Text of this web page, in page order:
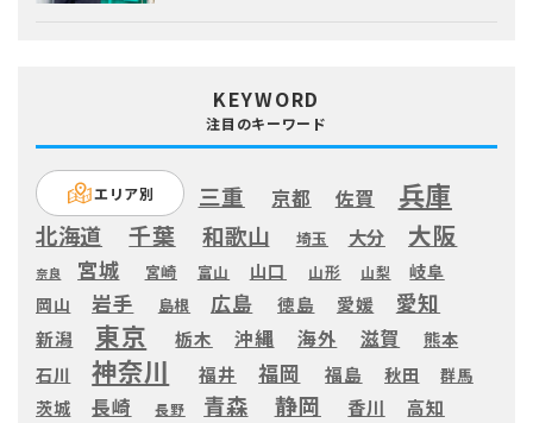
KEYWORD
注目のキーワード
エリア別 三重 京都 佐賀 兵庫
北海道 千葉 和歌山 埼玉 大分 大阪
奈良 宮城 宮崎 富山 山口 山形 山梨
岐阜
岡山
岩手 島根 広島 徳島 愛媛 愛知
新潟 東京 栃木 沖縄 海外 滋賀
熊本
石川
神奈川 福井 福岡 福島 秋田 群馬
茨城 長崎 長野 青森 静岡 香川 高知